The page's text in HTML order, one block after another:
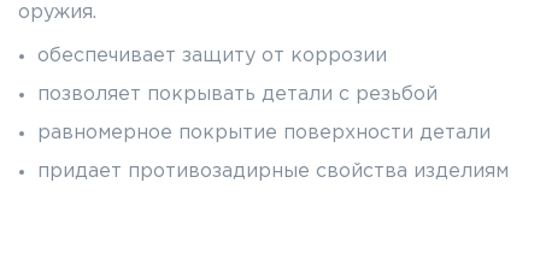
оружия.
обеспечивает защиту от коррозии
позволяет покрывать детали с резьбой
равномерное покрытие поверхности детали
придает противозадирные свойства изделиям